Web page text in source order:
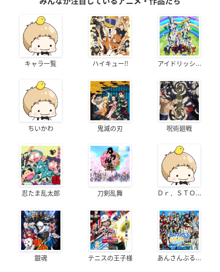
キャラ一覧 ハイキュー!! アイドリッシ...
ちいかわ 鬼滅の刃 呪術廻戦
忍たま乱太郎 刀剣乱舞 Ｄｒ．ＳＴＯ...
銀魂 テニスの王子様 あんさんぶる...